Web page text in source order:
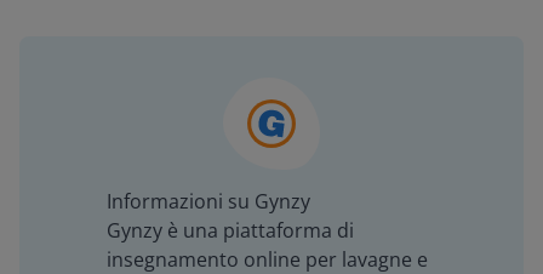
Informazioni su Gynzy
Gynzy è una piattaforma di
insegnamento online per lavagne e